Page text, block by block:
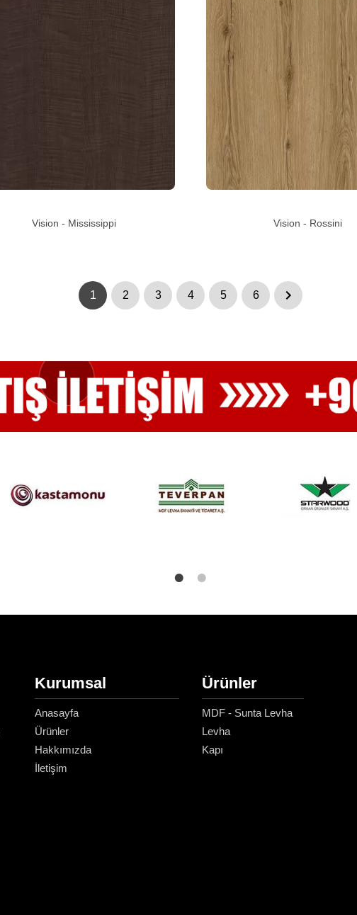
Vision - Mississippi Vision - Rossini
1 2 3 4 5 6
Kurumsal
Anasayfa
Ürünler
Hakkımızda
İletişim
Ürünler
MDF - Sunta Levha
Levha
Kapı